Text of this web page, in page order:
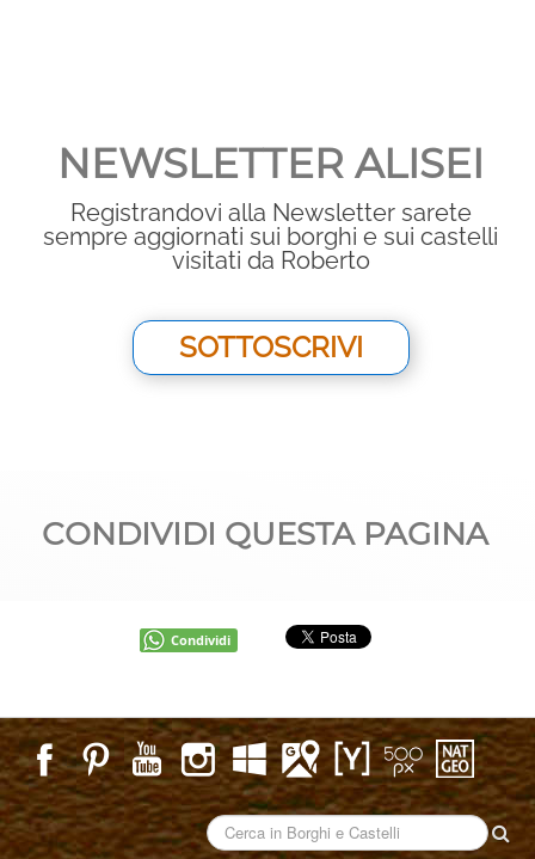
NEWSLETTER ALISEI
Registrandovi alla Newsletter sarete
sempre aggiornati sui borghi e sui castelli
visitati da Roberto
SOTTOSCRIVI
CONDIVIDI QUESTA PAGINA
Condividi